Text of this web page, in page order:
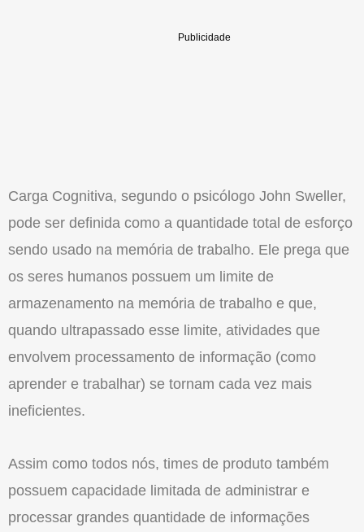
Carga Cognitiva, segundo o psicólogo John Sweller,
pode ser definida como a quantidade total de esforço
sendo usado na memória de trabalho. Ele prega que
os seres humanos possuem um limite de
armazenamento na memória de trabalho e que,
quando ultrapassado esse limite, atividades que
envolvem processamento de informação (como
aprender e trabalhar) se tornam cada vez mais
ineficientes.
Assim como todos nós, times de produto também
possuem capacidade limitada de administrar e
processar grandes quantidade de informações